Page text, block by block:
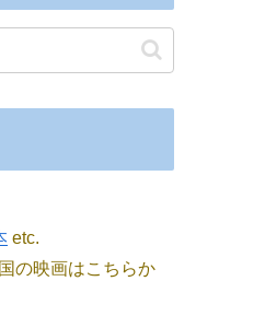
etc.
の映画はこちらか